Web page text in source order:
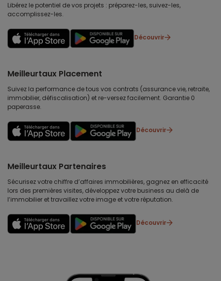
Libérez le potentiel de vos projets : préparez-les, suivez-les,
accomplissez-les.
Découvrir
Meilleurtaux Placement
Suivez la performance de tous vos contrats (assurance vie, retraite,
immobilier, défiscalisation) et re-versez facilement. Garantie 0
paperasse.
Découvrir
Meilleurtaux Partenaires
Sécurisez votre chiffre d’affaires immobilières, gagnez en efficacité
lors des premières visites, développez votre business au delà de
l’immobilier et travaillez votre image et votre réputation.
Découvrir